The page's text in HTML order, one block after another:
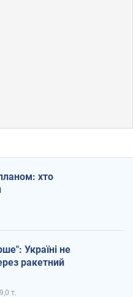
хто
Україні не
ракетний
9,0 т.